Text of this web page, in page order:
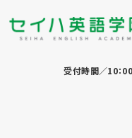
受付時間／10：